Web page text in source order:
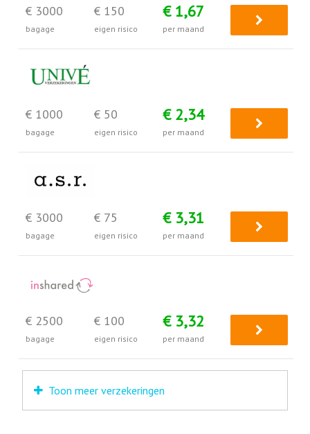
€ 3000
bagage
€ 150
eigen risico
€ 1,67
per maand
€ 1000
bagage
€ 50
eigen risico
€ 2,34
per maand
€ 3000
bagage
€ 75
eigen risico
€ 3,31
per maand
€ 2500
bagage
€ 100
eigen risico
€ 3,32
per maand
Toon meer verzekeringen